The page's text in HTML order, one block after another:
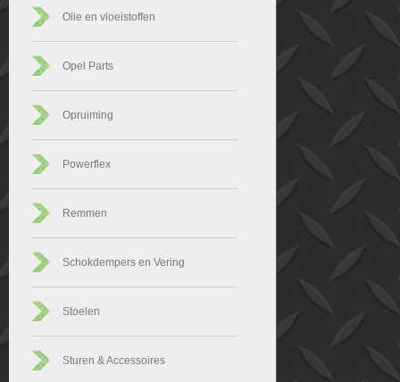
Olie en vloeistoffen
Opel Parts
Opruiming
Powerflex
Remmen
Schokdempers en Vering
Stoelen
Sturen & Accessoires